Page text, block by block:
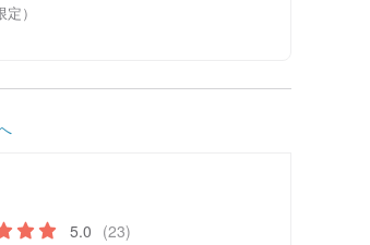
）
5.0 (23)